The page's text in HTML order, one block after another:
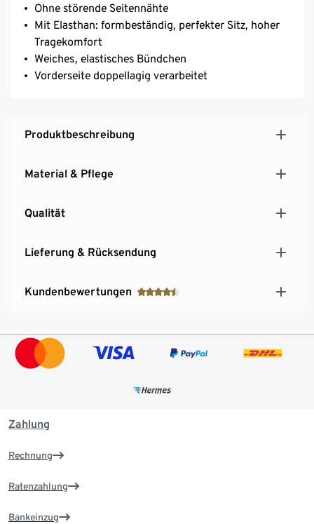
Ohne störende Seitennähte
Mit Elasthan: formbeständig, perfekter Sitz, hoher
Tragekomfort
Weiches, elastisches Bündchen
Vorderseite doppellagig verarbeitet
Produktbeschreibung
Material & Pflege
Qualität
Lieferung & Rücksendung
Kundenbewertungen
Zahlung
Rechnung
Ratenzahlung
Bankeinzug